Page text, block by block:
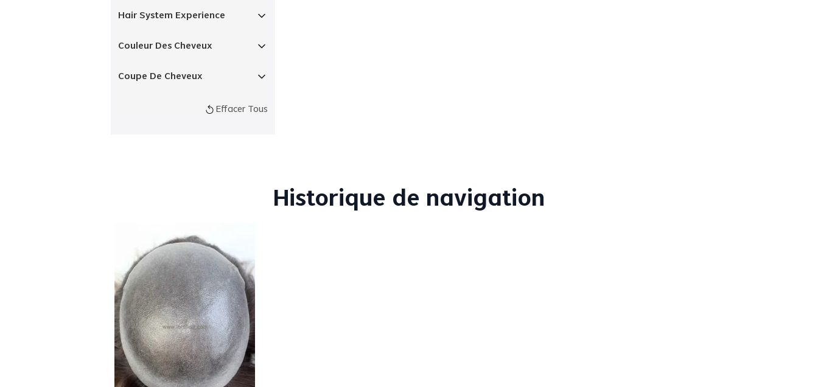
Hair System Experience
Couleur Des Cheveux
Coupe De Cheveux
Effacer Tous
Historique de navigation